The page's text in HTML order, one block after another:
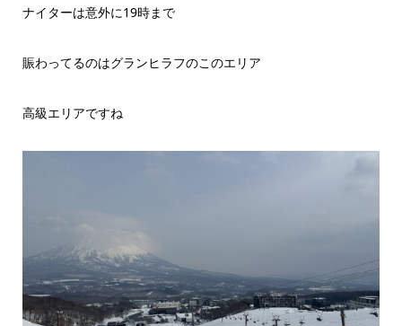
ナイターは意外に19時まで
賑わってるのはグランヒラフのこのエリア
高級エリアですね